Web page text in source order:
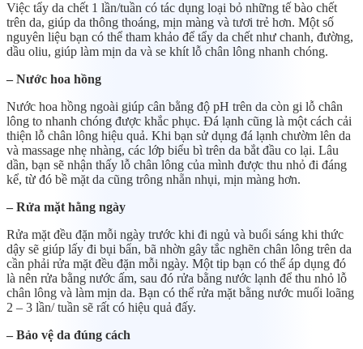
Việc tẩy da chết 1 lần/tuần có tác dụng loại bỏ những tế bào chết
trên da, giúp da thông thoáng, mịn màng và tươi trẻ hơn. Một số
nguyên liệu bạn có thể tham khảo để tẩy da chết như chanh, đường,
dầu oliu, giúp làm mịn da và se khít lỗ chân lông nhanh chóng.
– Nước hoa hồng
Nước hoa hồng ngoài giúp cân bằng độ pH trên da còn gi lỗ chân
lông to nhanh chóng được khắc phục. Đá lạnh cũng là một cách cải
thiện lỗ chân lông hiệu quả. Khi bạn sử dụng đá lạnh chườm lên da
và massage nhẹ nhàng, các lớp biểu bì trên da bắt đầu co lại. Lâu
dần, bạn sẽ nhận thấy lỗ chân lông của mình được thu nhỏ đi đáng
kể, từ đó bề mặt da cũng trông nhẵn nhụi, mịn màng hơn.
– Rửa mặt hằng ngày
Rửa mặt đều đặn mỗi ngày trước khi đi ngủ và buổi sáng khi thức
dậy sẽ giúp lấy đi bụi bẩn, bã nhờn gây tắc nghẽn chân lông trên da
cần phải rửa mặt đều đặn mỗi ngày. Một tip bạn có thể áp dụng đó
là nên rửa bằng nước ấm, sau đó rửa bằng nước lạnh để thu nhỏ lỗ
chân lông và làm mịn da. Bạn có thể rửa mặt bằng nước muối loãng
2 – 3 lần/ tuần sẽ rất có hiệu quả đấy.
– Bảo vệ da đúng cách